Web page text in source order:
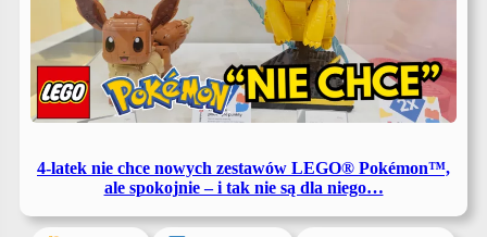
4-latek nie chce nowych zestawów LEGO® Pokémon™,
ale spokojnie – i tak nie są dla niego…